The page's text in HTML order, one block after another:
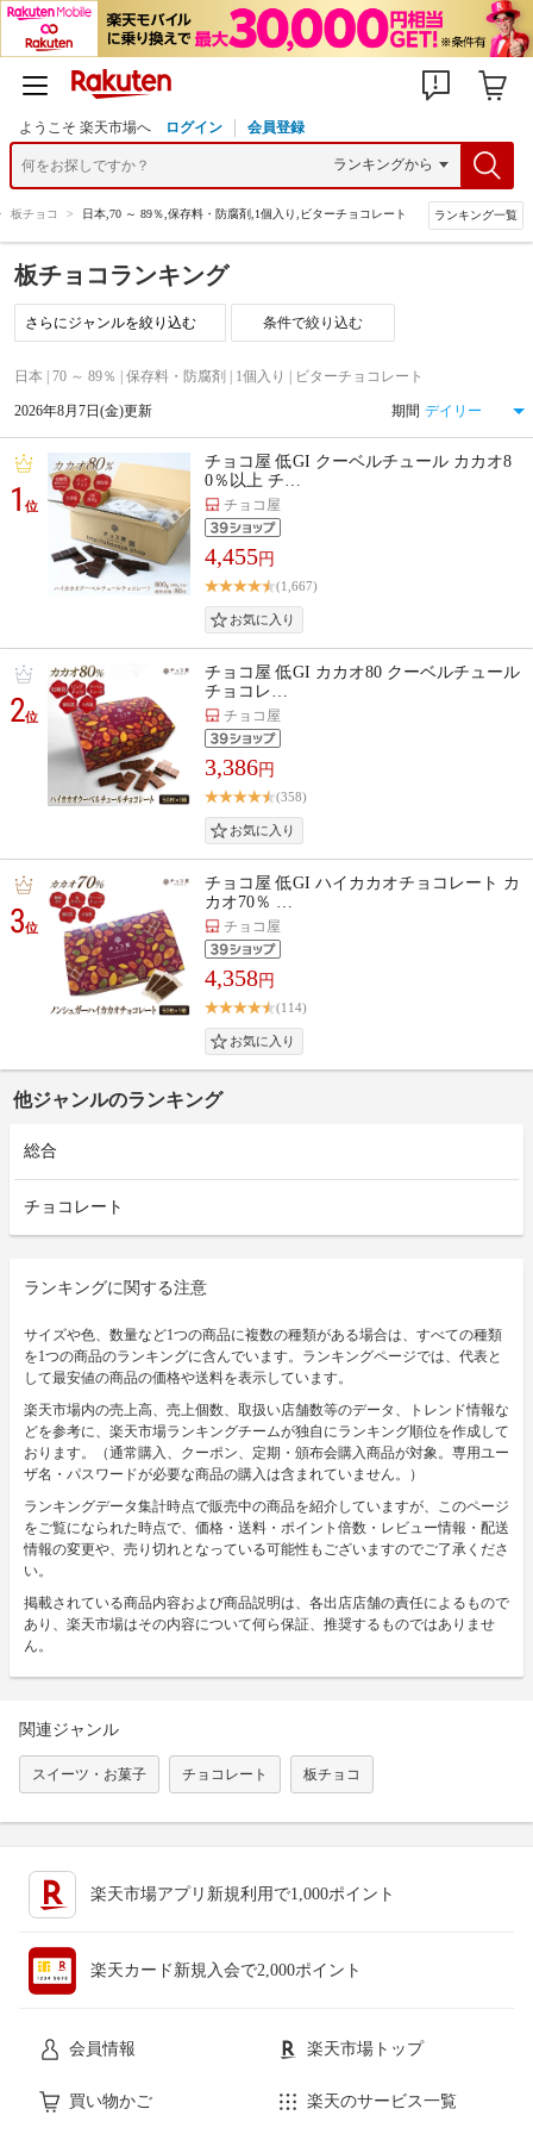
ようこそ 楽天市場へ ログイン 会員登録
板チョコ > 日本,70 ～ 89％,保存料・防腐剤,1個入り,ビターチョコレート ランキング一覧
板チョコランキング
条件で絞り込む
日本 | 70 ～ 89％ | 保存料・防腐剤 | 1個入り | ビターチョコレート
2026年8月7日(金)更新 期間
1位
チョコ屋 低GI クーベルチュール カカオ8
0％以上 チ…
チョコ屋
4,455円
(1,667)
2位
チョコ屋 低GI カカオ80 クーベルチュール
チョコレ…
チョコ屋
3,386円
(358)
3位
チョコ屋 低GI ハイカカオチョコレート カ
カオ70％ …
チョコ屋
4,358円
(114)
他ジャンルのランキング
総合
チョコレート
ランキングに関する注意
サイズや色、数量など1つの商品に複数の種類がある場合は、すべての種類
を1つの商品のランキングに含んでいます。ランキングページでは、代表と
して最安値の商品の価格や送料を表示しています。
楽天市場内の売上高、売上個数、取扱い店舗数等のデータ、トレンド情報な
どを参考に、楽天市場ランキングチームが独自にランキング順位を作成して
おります。（通常購入、クーポン、定期・頒布会購入商品が対象。専用ユー
ザ名・パスワードが必要な商品の購入は含まれていません。）
ランキングデータ集計時点で販売中の商品を紹介していますが、このページ
をご覧になられた時点で、価格・送料・ポイント倍数・レビュー情報・配送
情報の変更や、売り切れとなっている可能性もございますのでご了承くださ
い。
掲載されている商品内容および商品説明は、各出店店舗の責任によるもので
あり、楽天市場はその内容について何ら保証、推奨するものではありませ
ん。
関連ジャンル
スイーツ・お菓子 チョコレート 板チョコ
楽天市場アプリ新規利用で1,000ポイント
楽天カード新規入会で2,000ポイント
会員情報 楽天市場トップ
買い物かご 楽天のサービス一覧